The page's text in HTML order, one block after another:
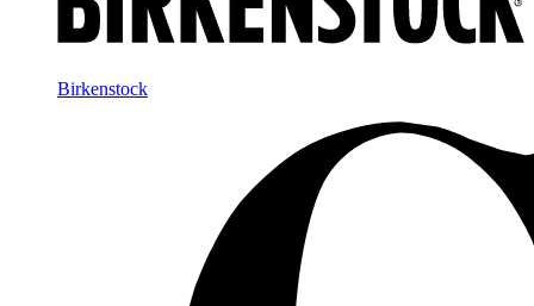
Birkenstock